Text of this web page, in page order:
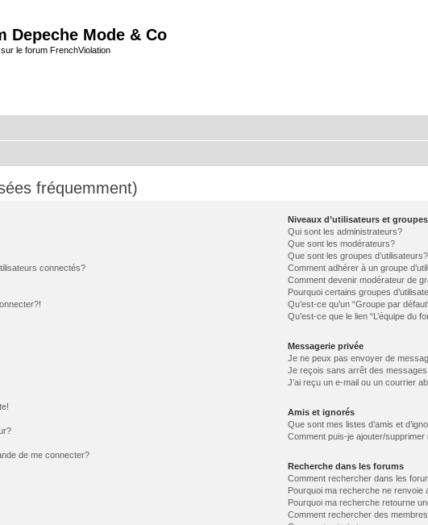
Depeche Mode & Co
le forum FrenchViolation
fréquemment)
connectés?
de me connecter?
Niveaux d’utilisateurs et groupes
Qui sont les administrateurs?
Que sont les modérateurs?
Que sont les groupes d’utilisateurs?
Comment adhérer à un groupe
Comment devenir modérateur de
Pourquoi certains groupes
Qu’est-ce qu’un “Groupe par
Qu’est-ce que le lien “L’équipe du
Messagerie privée
Je ne peux pas envoyer de
Je reçois sans arrêt des messages
J’ai reçu un e-mail ou un courrier
Amis et ignorés
Que sont mes listes d’amis et
Comment puis-je ajouter/supprimer
Recherche dans les forums
Comment rechercher dans les
Pourquoi ma recherche ne renvoie
Pourquoi ma recherche retourne
Comment rechercher des